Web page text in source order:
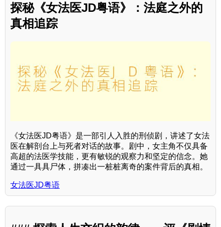
探秘《女法医JD粤语》：法庭之外的
真相追踪
《女法医JD粤语》是一部引人入胜的刑侦剧，讲述了女法
医在解剖台上与死者对话的故事。剧中，女主角不仅具备
高超的法医学技能，更有敏锐的观察力和坚定的信念。她
通过一具具尸体，拼凑出一桩桩离奇的案件背后的真相。
女法医JD粤语